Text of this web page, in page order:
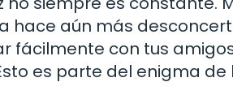
hace aún más
fácilmente con tus
es parte del enigma